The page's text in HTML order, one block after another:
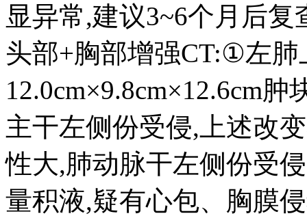
显异常,建议3~6个月后复
头部+胸部增强CT:①左肺
12.0cm×9.8cm×12.6cm
主干左侧份受侵,上述改
性大,肺动脉干左侧份受
量积液,疑有心包、胸膜